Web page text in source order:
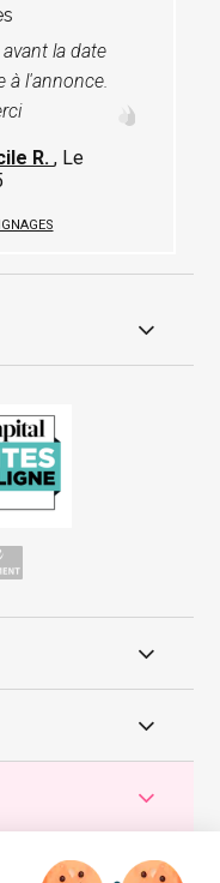
la date
à l'annonce.
R. , Le
primordial d'entretenir,
pelvienpour éviter les